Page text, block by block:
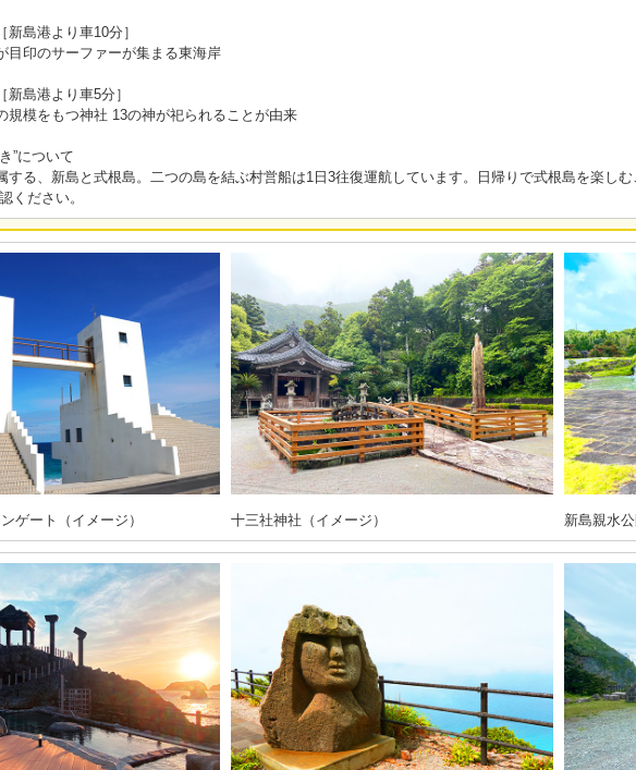
［新島港より車10分］
目印のサーファーが集まる東海岸
［新島港より車5分］
規模をもつ神社 13の神が祀られることが由来
”について
する、新島と式根島。二つの島を結ぶ村営船は1日3往復運航しています。日帰りで式根島を楽し
ください。
ゲート（イメージ） 十三社神社（イメージ） 新島親水